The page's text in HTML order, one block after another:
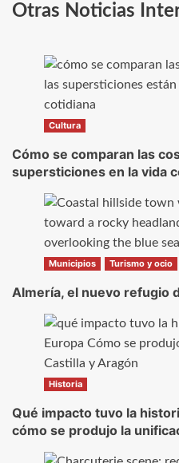
Otras Noticias
Cultura
Cómo se comparan las
supersticiones en la vida
Municipios Turismo y ocio
Almería, el nuevo refugio
Historia
Qué impacto tuvo la
cómo se produjo la